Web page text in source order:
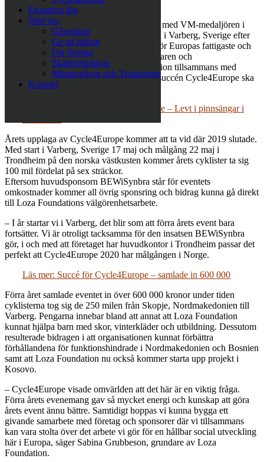
Engagera dig
Stöd oss
Gåvoshop
Ge ett bidrag
För företag
Skattereduktion
Minnesgåvor och Testamente
Kontakt
Foundation.
I september förra året korsade cyklisterna, med VM-medaljören i
triathlon Jonas Colting i spetsen, mållinjen i Varberg, Sverige efter
att ha tagit sig genom Europa till förmån för Europas fattigaste och
mest utsatta människor. Nu har initiativtagaren och
välgörenhetsorganisationen Loza Foundation tillsammans med
huvudsponsorn BEWiSynbra beslutat att succén Cycle4Europe ska
göras igen i maj 2020.
Läs mer: Här göms funktionsvarierade – Levt i pinnsängar i
Årets upplaga av Cycle4Europe kommer att ta vid där 2019 slutade.
Med start i Varberg, Sverige 17 maj och målgång 22 maj i
Trondheim på den norska västkusten kommer årets cyklister ta sig
100 mil fördelat på sex sträckor.
Eftersom huvudsponsorn BEWiSynbra står för eventets
omkostnader kommer all övrig sponsring och bidrag kunna gå direkt
till Loza Foundations välgörenhetsarbete.
– I år startar vi i Varberg, det blir som att förra årets event bara
fortsätter. Vi är otroligt tacksamma för den insatsen BEWiSynbra
gör, i och med att företaget har huvudkontor i Trondheim passar det
perfekt att Cycle4Europe 2020 har målgången i Norge.
Läs mer: Succé för Cycle4Europe – samlade in 600 000
Förra året samlade eventet in över 600 000 kronor under tiden
cyklisterna tog sig de 250 milen från Skopje, Nordmakedonien till
Varberg. Pengarna innebar bland att annat att Loza Foundation
kunnat hjälpa barn med skor, vinterkläder och utbildning. Dessutom
resulterade bidragen i att organisationen kunnat förbättra
förhållandena för funktionshindrade i Nordmakedonien och Bosnien
samt att Loza Foundation nu också kommer starta upp projekt i
Kosovo.
– Cycle4Europe visade omvärlden att det här är en viktig fråga.
Förra årets evenemang gav så mycket energi och kunskap att göra
årets event ännu bättre. Samtidigt hoppas vi kunna bygga ett
givande samarbete med företag och sponsorer där vi tillsammans
kan vara stolta över det arbete vi gör för en hållbar social utveckling
här i Europa, säger Sabina Grubbeson, grundare av Loza
Foundation.